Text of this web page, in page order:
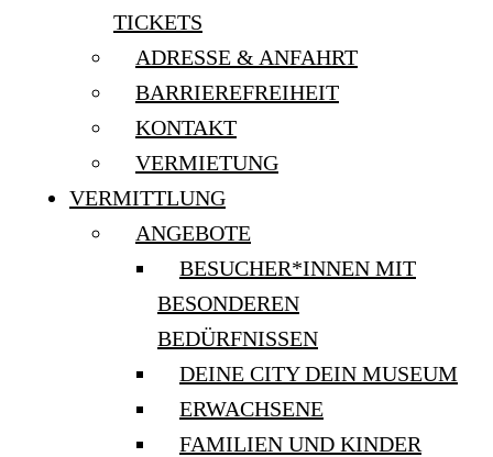
TICKETS
ADRESSE & ANFAHRT
BARRIEREFREIHEIT
KONTAKT
VERMIETUNG
VERMITTLUNG
ANGEBOTE
BESUCHER*INNEN MIT
BESONDEREN
BEDÜRFNISSEN
DEINE CITY DEIN MUSEUM
ERWACHSENE
FAMILIEN UND KINDER